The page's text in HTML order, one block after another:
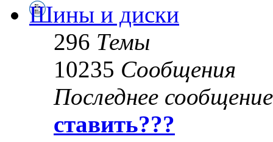
Шины и диски
296 Темы
10235 Сообщения
Последнее сообщение
ставить???